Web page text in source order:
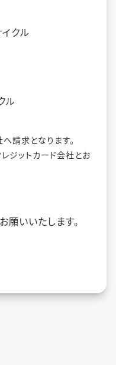
クル
ル
請求となります。
ジットカード会社とお
願いいたします。